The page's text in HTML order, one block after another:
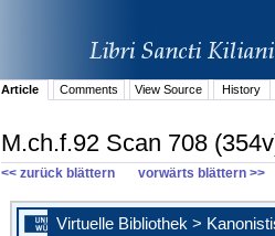
Article Comments View Source History
M.ch.f.92 Scan 708
<< zurück blättern vorwärts blättern >>